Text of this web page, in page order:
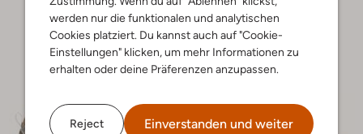
werden nur die funktionalen und analytischen
Cookies platziert. Du kannst auch auf "Cookie-
Einstellungen" klicken, um mehr Informationen zu
erhalten oder deine Präferenzen anzupassen.
Reject Einverstanden und weiter